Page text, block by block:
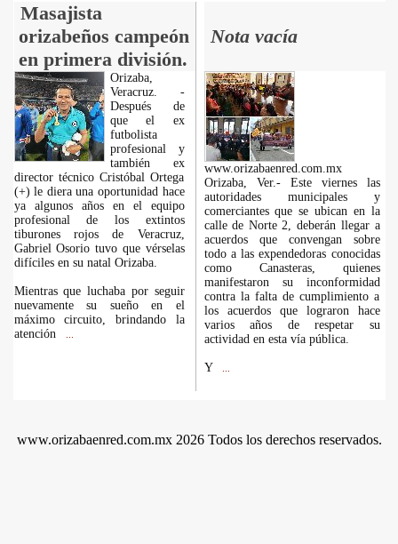
Masajista
orizabeños campeón
en primera división.
Nota vacía
Orizaba,
Veracruz. -
Después de
que el ex
futbolista
profesional y
también ex
director técnico Cristóbal Ortega
(+) le diera una oportunidad hace
ya algunos años en el equipo
profesional de los extintos
tiburones rojos de Veracruz,
Gabriel Osorio tuvo que vérselas
difíciles en su natal Orizaba.
Mientras que luchaba por seguir
nuevamente su sueño en el
máximo circuito, brindando la
atención
www.orizabaenred.com.mx
Orizaba, Ver.- Este viernes las
autoridades municipales y
comerciantes que se ubican en la
calle de Norte 2, deberán llegar a
acuerdos que convengan sobre
todo a las expendedoras conocidas
como Canasteras, quienes
manifestaron su inconformidad
contra la falta de cumplimiento a
los acuerdos que lograron hace
varios años de respetar su
actividad en esta vía pública.
Y
www.orizabaenred.com.mx 2026 Todos los derechos reservados.